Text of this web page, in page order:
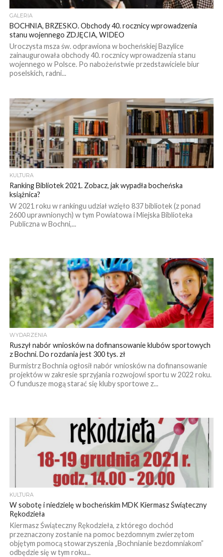
GALERIA
BOCHNIA, BRZESKO. Obchody 40. rocznicy wprowadzenia
stanu wojennego ZDJĘCIA, WIDEO
Uroczysta msza św. odprawiona w bocheńskiej Bazylice
zainaugurowała obchody 40. rocznicy wprowadzenia stanu
wojennego w Polsce. Po nabożeństwie przedstawiciele biur
poselskich, radni...
KULTURA
Ranking Bibliotek 2021. Zobacz, jak wypadła bocheńska
książnica?
W 2021 roku w rankingu udział wzięło 837 bibliotek (z ponad
2600 uprawnionych) w tym Powiatowa i Miejska Biblioteka
Publiczna w Bochni,...
WYDARZENIA
Ruszył nabór wniosków na dofinansowanie klubów sportowych
z Bochni. Do rozdania jest 300 tys. zł
Burmistrz Bochnia ogłosił nabór wniosków na dofinansowanie
projektów w zakresie sprzyjania rozwojowi sportu w 2022 roku.
O fundusze mogą starać się kluby sportowe z...
KULTURA
W sobotę i niedzielę w bocheńskim MDK Kiermasz Świąteczny
Rękodzieła
Kiermasz Świąteczny Rękodzieła, z którego dochód
przeznaczony zostanie na pomoc bezdomnym zwierzętom
objętym pomocą stowarzyszenia „Bochnianie bezdomniakom”
odbędzie się w tym roku...